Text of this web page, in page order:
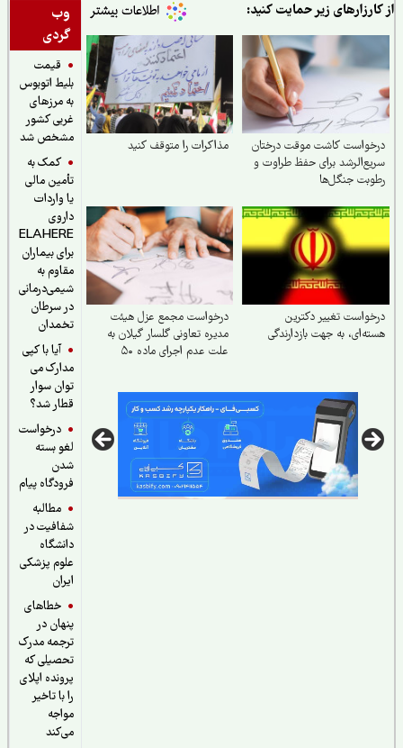
وب
گردی
قیمت
بلیط اتوبوس
به مرزهای
غربی کشور
مشخص شد
کمک به
تأمین مالی
یا واردات
داروی
ELAHERE
برای بیماران
مقاوم به
شیمی‌درمانی
در سرطان
تخمدان
آیا با کپی
مدارک می
توان سوار
قطار شد؟
درخواست
لغو بسته
فرودگاه پیام
مطالبه
شفافیت در
دانشگاه
علوم پزشکی
خطاهای
پنهان در
ترجمه مدرک
تحصیلی که
پرونده اپلای
را با تاخیر
زیر حمایت کنید:
کاشت موقت درختان
برای حفظ طراوت و
جنگل‌ها
مذاکرات را متوقف کنید
تغییر دکترین
به جهت بازدارندگی
درخواست مجمع عزل هیئت
مدیره تعاونی گلسار گیلان به
علت عدم اجرای ماده ۵۰